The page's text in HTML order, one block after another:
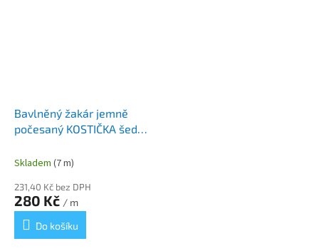
Bavlněný žakár jemně
počesaný KOSTIČKA šedá
Skladem (7 m)
231,40 Kč bez DPH
280 Kč / m
Do košíku